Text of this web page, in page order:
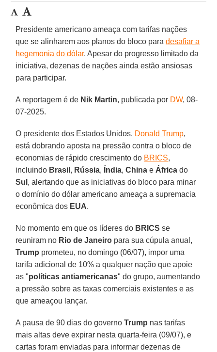
Presidente americano ameaça com tarifas nações
que se alinharem aos planos do bloco paradesafiar a
hegemonia do dólar. Apesar do progresso limitado da
iniciativa, dezenas de nações ainda estão ansiosas
para participar.
A reportagem é de Nik Martin, publicada por DW, 08-
07-2025.
O presidente dos Estados Unidos, Donald Trump,
está dobrando aposta na pressão contra o bloco de
economias de rápido crescimento do BRICS,
incluindo Brasil , Rússia, Índia,China e África do
Sul , alertando que as iniciativas do bloco para minar
o domínio do dólar americano ameaça a supremacia
econômica dos EUA.
No momento em que os líderes do BRICS se
reuniram no Rio de Janeiro para sua cúpula anual,
Trump prometeu, no domingo (06/07), impor uma
tarifa adicional de 10% a qualquer nação que apoie
as "políticas antiamericanas" do grupo, aumentando
a pressão sobre as taxas comerciais existentes e as
que ameaçou lançar.
A pausa de 90 dias do governoTrump nas tarifas
mais altas deve expirar nesta quarta-feira (09/07), e
cartas foram enviadas para informar dezenas de